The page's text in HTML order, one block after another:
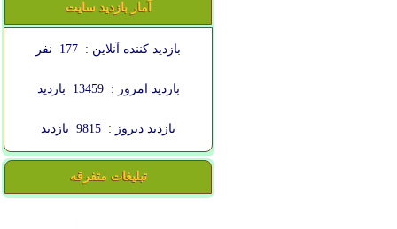
آمار بازدید سایت
بازدید کننده آنلاین : 177 نفر
بازدید امروز : 13459 بازدید
بازدید دیروز : 9815 بازدید
تبلیغات متفرقه